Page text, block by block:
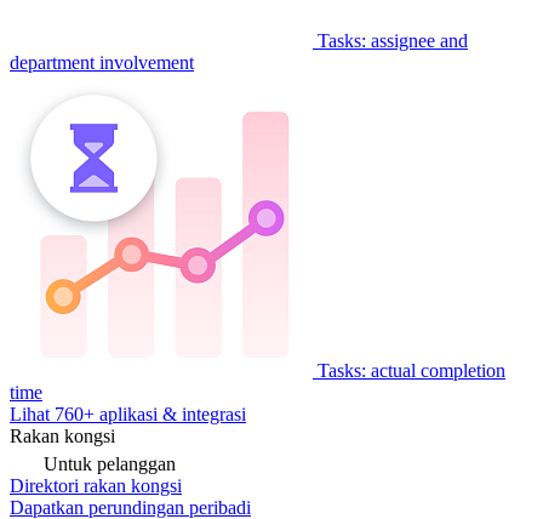
Tasks: assignee and
department involvement
Tasks: actual completion
time
Lihat 760+ aplikasi & integrasi
Rakan kongsi
Untuk pelanggan
Direktori rakan kongsi
Dapatkan perundingan peribadi